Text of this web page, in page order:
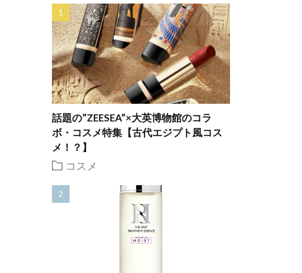
話題の”ZEESEA”×大英博物館のコラ
ボ・コスメ特集【古代エジプト風コス
メ！？】
コスメ